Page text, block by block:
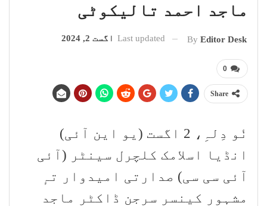
ماجد احمد تالیکوٹی
By Editor Desk
Last updated اگست 2, 2024
0
Share
نٔو دِلہِ، 2 اگست (یو این آئی)
انڈیا اسلامک کلچرل سینٹر (آئی
آئی سی سی) صدارتی امیدوار تہٕ
مشہور کینسر سرجن ڈاکٹر ماجد